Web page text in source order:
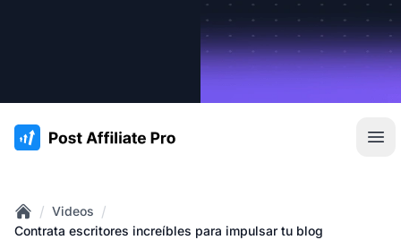
:site.title
Home
/ Videos /
Contrata escritores increíbles para impulsar tu blog